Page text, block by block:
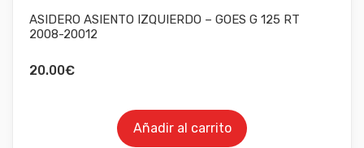
ASIDERO ASIENTO IZQUIERDO – GOES G 125 RT
2008-20012
20.00€
Añadir al carrito